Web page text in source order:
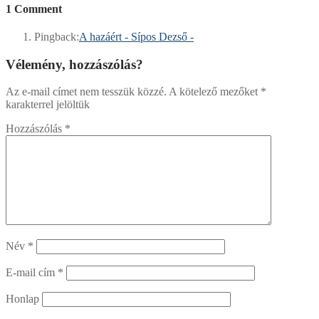
1 Comment
Pingback:A hazáért - Sípos Dezső -
Vélemény, hozzászólás?
Az e-mail címet nem tesszük közzé. A kötelező mezőket *
karakterrel jelöltük
Hozzászólás *
Név *
E-mail cím *
Honlap